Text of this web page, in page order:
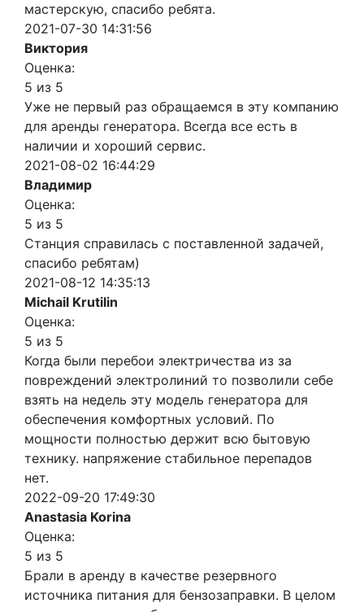
мастерскую, спасибо ребята.
2021-07-30 14:31:56
Виктория
Оценка:
5 из 5
Уже не первый раз обращаемся в эту компанию
для аренды генератора. Всегда все есть в
наличии и хороший сервис.
2021-08-02 16:44:29
Владимир
Оценка:
5 из 5
Станция справилась с поставленной задачей,
спасибо ребятам)
2021-08-12 14:35:13
Michail Krutilin
Оценка:
5 из 5
Когда были перебои электричества из за
повреждений электролиний то позволили себе
взять на недель эту модель генератора для
обеспечения комфортных условий. По
мощности полностью держит всю бытовую
технику. напряжение стабильное перепадов
нет.
2022-09-20 17:49:30
Anastasia Korina
Оценка:
5 из 5
Брали в аренду в качестве резервного
источника питания для бензозаправки. В целом